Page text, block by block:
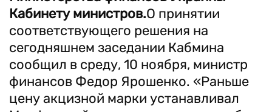
Кабинету министров.О принятии
соответствующего решения на
сегодняшнем заседании Кабмина
сообщил в среду, 10 ноября, министр
финансов Федор Ярошенко. «Раньше
цену акцизной марки устанавливал